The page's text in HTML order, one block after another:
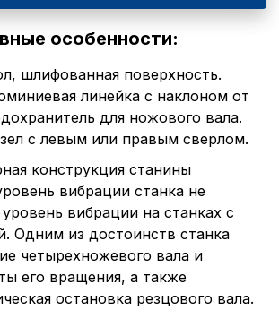
особенности:
шлифованная поверхность.
линейка с наклоном от
для ножового вала.
с левым или правым сверлом.
конструкция станины
вибрации станка не
вибрации на станках с
Одним из достоинств станка
четырехножевого вала и
его вращения, а также
остановка резцового вала.